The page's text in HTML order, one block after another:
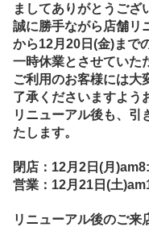
ましてありがとうござ
誠に勝手ながら店舗リ
から12月20日(金)まで
一時休業とさせていた
ご利用のお客様には大
了承くださいますよう
リニューアル後も、引
たします。
閉店：12月2日(月
営業：12月21日(土
リニューアル後のご来